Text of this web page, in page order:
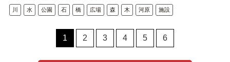
川 水 公園 石 橋 広場 森 木 河原 施設
1 2 3 4 5 6